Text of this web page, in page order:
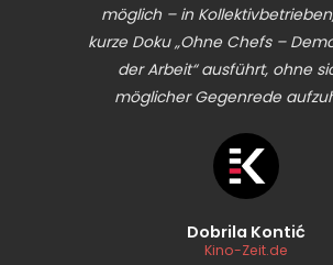
möglich – in
kurze Doku „Ohne Chefs –
der Arbeit“ ausführt, ohne
möglicher Gegenrede
Dobrila Kontić
Kino-Zeit.de